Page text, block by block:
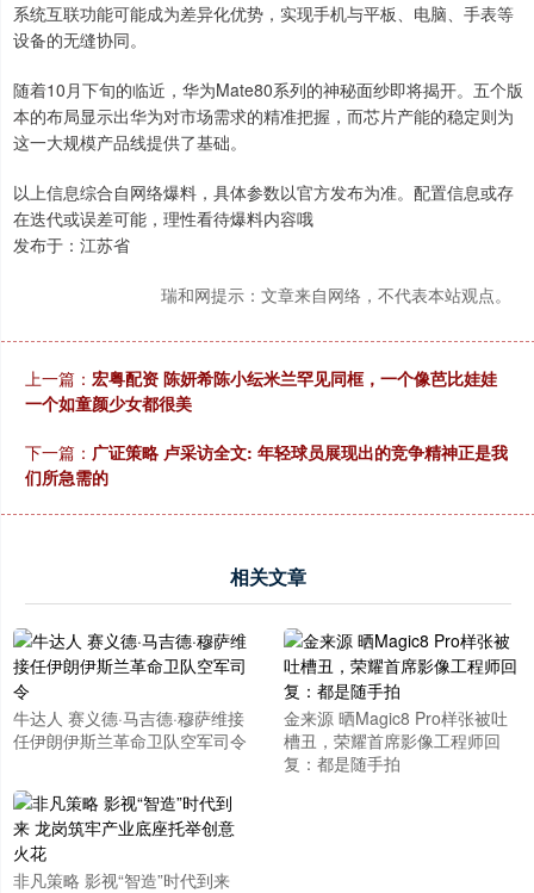
系统互联功能可能成为差异化优势，实现手机与平板、电脑、手表等
设备的无缝协同。
随着10月下旬的临近，华为Mate80系列的神秘面纱即将揭开。五个版
本的布局显示出华为对市场需求的精准把握，而芯片产能的稳定则为
这一大规模产品线提供了基础。
以上信息综合自网络爆料，具体参数以官方发布为准。配置信息或存
在迭代或误差可能，理性看待爆料内容哦
发布于：江苏省
瑞和网提示：文章来自网络，不代表本站观点。
上一篇： 宏粤配资 陈妍希陈小纭米兰罕见同框，一个像芭比娃娃
一个如童颜少女都很美
下一篇： 广证策略 卢采访全文: 年轻球员展现出的竞争精神正是我
们所急需的
相关文章
牛达人 赛义德·马吉德·穆萨维接
任伊朗伊斯兰革命卫队空军司令
金来源 晒Magic8 Pro样张被吐
槽丑，荣耀首席影像工程师回
复：都是随手拍
非凡策略 影视“智造”时代到来